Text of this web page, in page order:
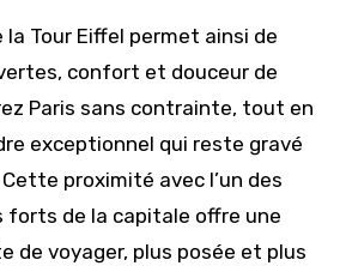
la Tour Eiffel permet ainsi de
confort et douceur de
Paris sans contrainte, tout en
exceptionnel qui reste gravé
proximité avec l’un des
forts de la capitale offre une
de voyager, plus posée et plus